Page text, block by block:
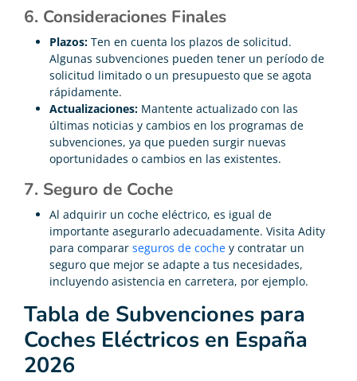
6. Consideraciones Finales
Plazos: Ten en cuenta los plazos de solicitud.
Algunas subvenciones pueden tener un período de
solicitud limitado o un presupuesto que se agota
rápidamente.
Actualizaciones: Mantente actualizado con las
últimas noticias y cambios en los programas de
subvenciones, ya que pueden surgir nuevas
oportunidades o cambios en las existentes.
7. Seguro de Coche
Al adquirir un coche eléctrico, es igual de
importante asegurarlo adecuadamente. Visita Adity
para comparar seguros de coche y contratar un
seguro que mejor se adapte a tus necesidades,
incluyendo asistencia en carretera, por ejemplo.
Tabla de Subvenciones para
Coches Eléctricos en España
2026